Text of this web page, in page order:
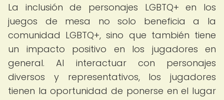
La inclusión de personajes LGBTQ+ en los
juegos de mesa no solo beneficia a la
comunidad LGBTQ+, sino que también tiene
un impacto positivo en los jugadores en
general. Al interactuar con personajes
diversos y representativos, los jugadores
tienen la oportunidad de ponerse en el lugar